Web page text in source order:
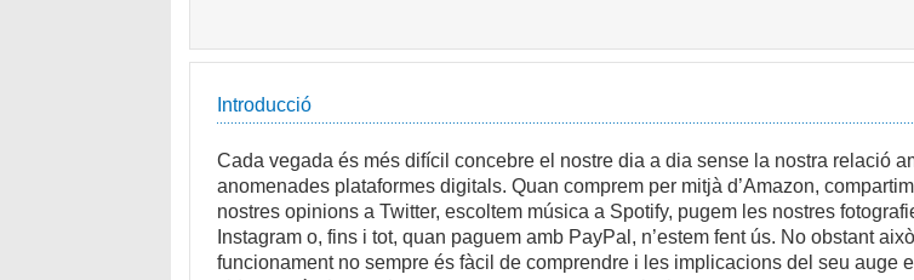
Introducció
Cada vegada és més difícil concebre el nostre dia a dia sense la nostra relació
anomenades plataformes digitals. Quan comprem per mitjà d’Amazon,
nostres opinions a Twitter, escoltem música a Spotify, pugem les nostres
Instagram o, fins i tot, quan paguem amb PayPal, n’estem fent ús. No obstant
funcionament no sempre és fàcil de comprendre i les implicacions del seu auge